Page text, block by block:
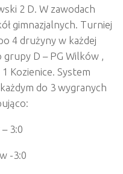
2 D. W zawodach
gimnazjalnych. Turniej
4 drużyny w każdej
D – PG Wilków ,
Kozienice. System
do 3 wygranych
3:0
-3:0